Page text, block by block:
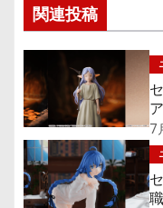
シ
ョ
ン
関連投稿
7